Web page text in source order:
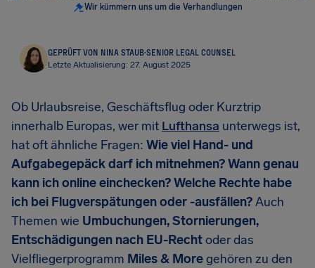
Wir kümmern uns um die Verhandlungen
GEPRÜFT VON NINA STAUB·SENIOR LEGAL COUNSEL
Letzte Aktualisierung: 27. August 2025
Ob Urlaubsreise, Geschäftsflug oder Kurztrip
innerhalb Europas, wer mit Lufthansa unterwegs ist,
hat oft ähnliche Fragen: Wie viel Hand- und
Aufgabegepäck darf ich mitnehmen? Wann genau
kann ich online einchecken? Welche Rechte habe
ich bei Flugverspätungen oder -ausfällen?Auch
Themen wie Umbuchungen, Stornierungen,
Entschädigungen nach EU-Rechtoder das
Vielfliegerprogramm Miles & Moregehören zu den